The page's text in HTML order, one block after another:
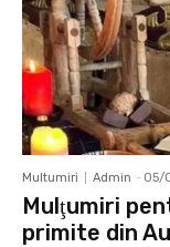
Multumiri Admin - 05/
Mulţumiri
primite din